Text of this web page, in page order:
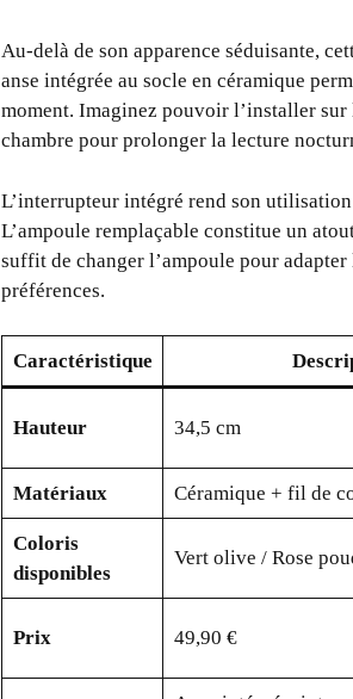
Au-delà de son apparence séduisante,
anse intégrée au socle en céramique
moment. Imaginez pouvoir l’installer sur
chambre pour prolonger la lecture
L’interrupteur intégré rend son
L’ampoule remplaçable constitue un
suffit de changer l’ampoule pour
préférences.
Caractéristique
Hauteur 34,5 cm
Matériaux Céramique + fil de
Coloris
disponibles
Vert olive / Rose
Prix 49,90 €